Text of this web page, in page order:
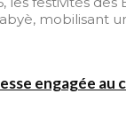
mobilisant
engagée au